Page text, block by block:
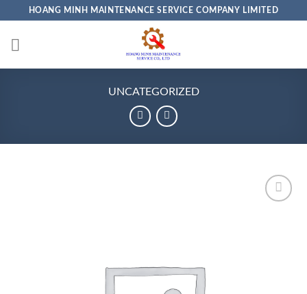
content
HOANG MINH MAINTENANCE SERVICE COMPANY LIMITED
UNCATEGORIZED